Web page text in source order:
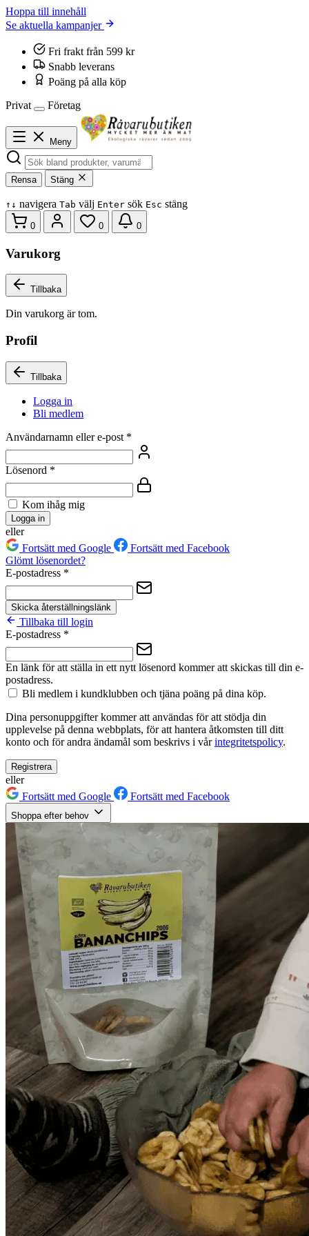
Hoppa till innehåll
Se aktuella kampanjer
Fri frakt från 599 kr
Snabb leverans
Poäng på alla köp
Privat
Företag
Meny
Rensa Stäng
↑ ↓ navigera Tab välj Enter sök Esc stäng
0 0 0
Varukorg
Tillbaka
Din varukorg är tom.
Profil
Tillbaka
Logga in
Bli medlem
Användarnamn eller e-post *
Lösenord *
Kom ihåg mig
Logga in
eller
Fortsätt med Google
Fortsätt med Facebook
Glömt lösenordet?
E-postadress *
Skicka återställningslänk
Tillbaka till login
E-postadress *
En länk för att ställa in ett nytt lösenord kommer att skickas till din e-
postadress.
Bli medlem i kundklubben och tjäna poäng på dina köp.
Dina personuppgifter kommer att användas för att stödja din
upplevelse på denna webbplats, för att hantera åtkomsten till ditt
konto och för andra ändamål som beskrivs i vårintegritetspolicy.
Registrera
eller
Fortsätt med Google
Fortsätt med Facebook
Shoppa efter behov